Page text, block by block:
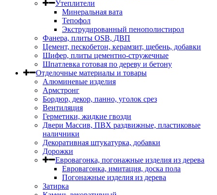
Утеплители
Минеральная вата
Тепофол
Экструдированный пенополистирол
Фанера, плиты OSB, ДВП
Цемент, пескобетон, керамзит, щебень, добавки
Шифер, плиты цементно-стружечные
Шпатлевка готовая по дереву и бетону
Отделочные материалы и товары
Алюминевые изделия
Армстронг
Бордюр, декор, панно, уголок срез
Вентиляция
Герметики, жидкие гвозди
Двери Массив, ПВХ раздвижные, пластиковые
наличники
Декоративная штукатурка, добавки
Дорожки
Евровагонка, погонажные изделия из дерева
Евровагонка, имитация, доска пола
Погонажные изделия из дерева
Затирка